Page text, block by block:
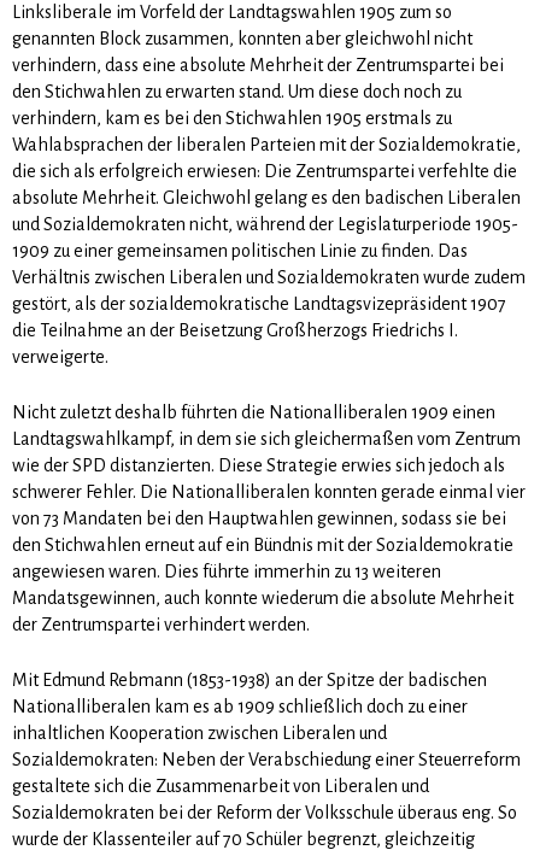
Linksliberale im Vorfeld der Landtagswahlen 1905 zum so
genannten Block zusammen, konnten aber gleichwohl nicht
verhindern, dass eine absolute Mehrheit der Zentrumspartei bei
den Stichwahlen zu erwarten stand. Um diese doch noch zu
verhindern, kam es bei den Stichwahlen 1905 erstmals zu
Wahlabsprachen der liberalen Parteien mit der Sozialdemokratie,
die sich als erfolgreich erwiesen: Die Zentrumspartei verfehlte die
absolute Mehrheit. Gleichwohl gelang es den badischen Liberalen
und Sozialdemokraten nicht, während der Legislaturperiode 1905-
1909 zu einer gemeinsamen politischen Linie zu finden. Das
Verhältnis zwischen Liberalen und Sozialdemokraten wurde zudem
gestört, als der sozialdemokratische Landtagsvizepräsident 1907
die Teilnahme an der Beisetzung Großherzogs Friedrichs I.
verweigerte.
Nicht zuletzt deshalb führten die Nationalliberalen 1909 einen
Landtagswahlkampf, in dem sie sich gleichermaßen vom Zentrum
wie der SPD distanzierten. Diese Strategie erwies sich jedoch als
schwerer Fehler. Die Nationalliberalen konnten gerade einmal vier
von 73 Mandaten bei den Hauptwahlen gewin­nen, sodass sie bei
den Stichwahlen erneut auf ein Bündnis mit der Sozialdemokratie
angewiesen waren. Dies führte immerhin zu 13 weiteren
Mandatsgewinnen, auch konnte wiederum die absolute Mehrheit
der Zentrumspartei verhindert werden.
Mit Edmund Rebmann (1853-1938) an der Spitze der badischen
Nationalliberalen kam es ab 1909 schließlich doch zu einer
inhaltlichen Kooperation zwischen Liberalen und
Sozialdemokraten: Neben der Verabschiedung einer Steuerreform
gestaltete sich die Zu­sam­menarbeit von Liberalen und
Sozialdemokraten bei der Reform der Volksschule überaus eng. So
wurde der Klassenteiler auf 70 Schüler begrenzt, gleichzeitig